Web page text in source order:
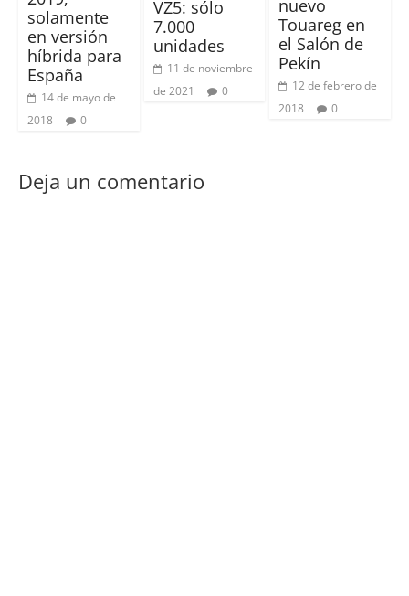
solamente
en versión
híbrida para
España
14 de mayo de
2018
0
VZ5: sólo
7.000
unidades
11 de noviembre
de 2021
0
nuevo
Touareg en
el Salón de
Pekín
12 de febrero de
2018
0
Deja un comentario